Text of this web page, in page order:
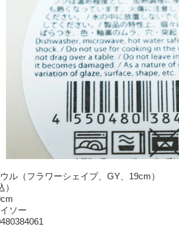
ル（フラワーシェイプ、GY、19cm）
ソー